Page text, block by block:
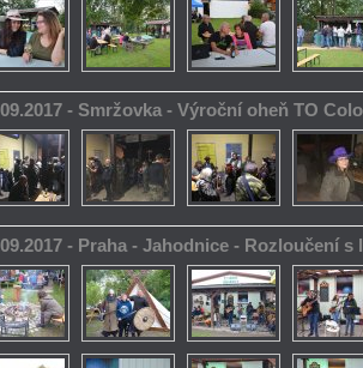
- Smržovka - Výroční oheň TO
- Praha - Jahodnice - Rozloučení s